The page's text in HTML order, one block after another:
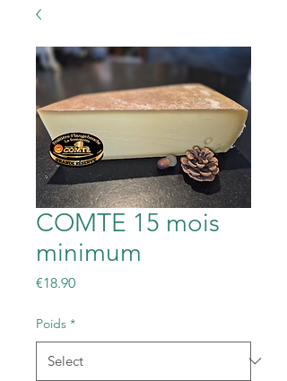
COMTE 15 mois
minimum
€18.90Price
Poids *